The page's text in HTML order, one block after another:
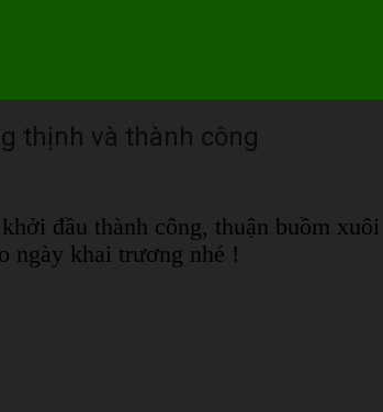
thịnh và thành công
đầu thành công, thuận buồm
ngày khai trương nhé !